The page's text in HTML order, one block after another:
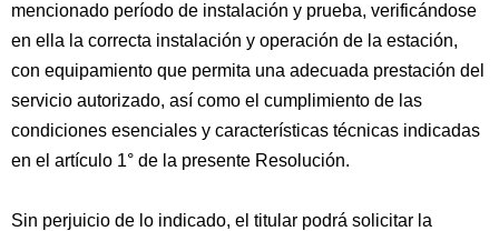
mencionado período de instalación y prueba, verificándose
en ella la correcta instalación y operación de la estación,
con equipamiento que permita una adecuada prestación del
servicio autorizado, así como el cumplimiento de las
condiciones esenciales y características técnicas indicadas
en el artículo 1° de la presente Resolución.
Sin perjuicio de lo indicado, el titular podrá solicitar la